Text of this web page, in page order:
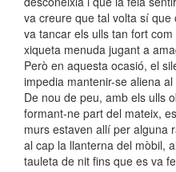
va creure que tal volta sí
va tancar els ulls tan fort
xiqueta menuda jugant a
Però en aquesta ocasió, el
impedia mantenir-se aliena
De nou de peu, amb els ulls
formant-ne part del mateix,
murs estaven allí per alguna
al cap la llanterna del mòbil,
tauleta de nit fins que es va